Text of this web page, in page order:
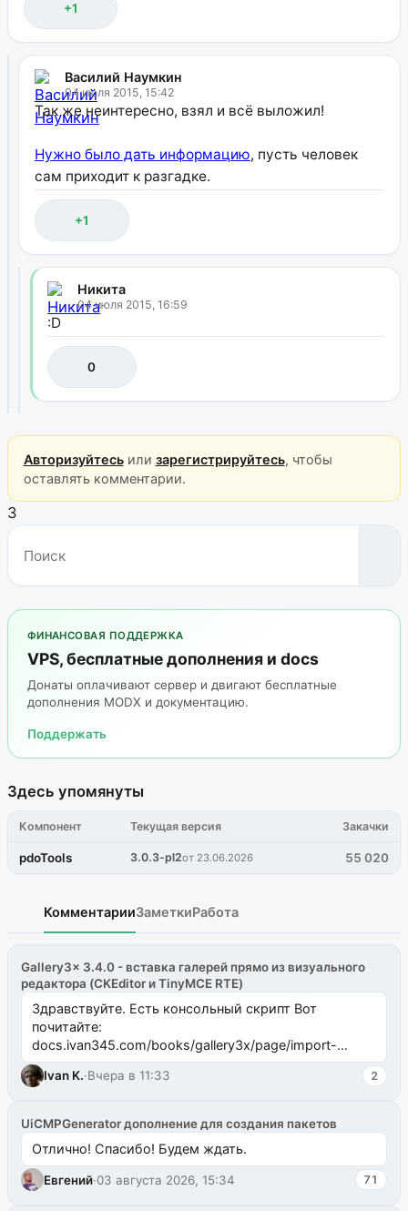
+1
Василий Наумкин
04 июля 2015, 15:42
Так же неинтересно, взял и всё выложил!
Нужно было дать информацию, пусть человек
сам приходит к разгадке.
+1
Никита
04 июля 2015, 16:59
:D
0
Авторизуйтесьили зарегистрируйтесь, чтобы
оставлять комментарии.
3
ФИНАНСОВАЯ ПОДДЕРЖКА
VPS, бесплатные дополнения и docs
Донаты оплачивают сервер и двигают бесплатные
дополнения MODX и документацию.
Поддержать
Здесь упомянуты
Компонент Текущая версия Закачки
pdoTools 3.0.3-pl2от 23.06.2026 55 020
КомментарииЗаметкиРабота
Gallery3x 3.4.0 - вставка галерей прямо из визуального
редактора (CKEditor и TinyMCE RTE)
Здравствуйте. Есть консольный скрипт Вот
почитайте:
docs.ivan345.com/books/gallery3x/page/import-
ms2galleryphp
Ivan K.·Вчера в 11:33 2
UiCMPGenerator дополнение для создания пакетов
Отлично! Спасибо! Будем ждать.
Евгений·03 августа 2026, 15:34 71